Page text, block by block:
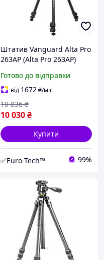
Штатив Vanguard Alta Pro
263AP (Alta Pro 263AP)
Готово до відправки
від 1672₴/міс
10 030₴
10 836 ₴
Купити
✅Euro-Tech™ 99%